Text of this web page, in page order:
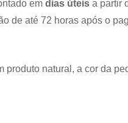
em dias úteis a partir
de até 72 horas após o
produto natural, a cor da